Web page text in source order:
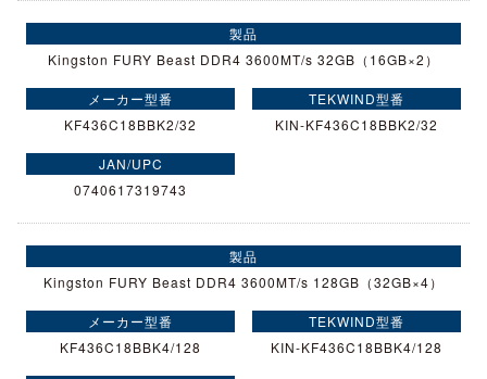
Kingston FURY Beast DDR4 3600MT/s 32GB（16GB×2）
KF436C18BBK2/32 KIN-KF436C18BBK2/32
0740617319743
Kingston FURY Beast DDR4 3600MT/s 128GB（32GB×4）
KF436C18BBK4/128 KIN-KF436C18BBK4/128